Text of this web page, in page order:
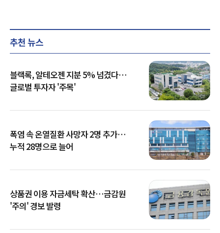
추천 뉴스
블랙록, 알테오젠 지분 5% 넘겼다…
글로벌 투자자 '주목'
폭염 속 온열질환 사망자 2명 추가…
누적 28명으로 늘어
상품권 이용 자금세탁 확산…금감원
'주의' 경보 발령